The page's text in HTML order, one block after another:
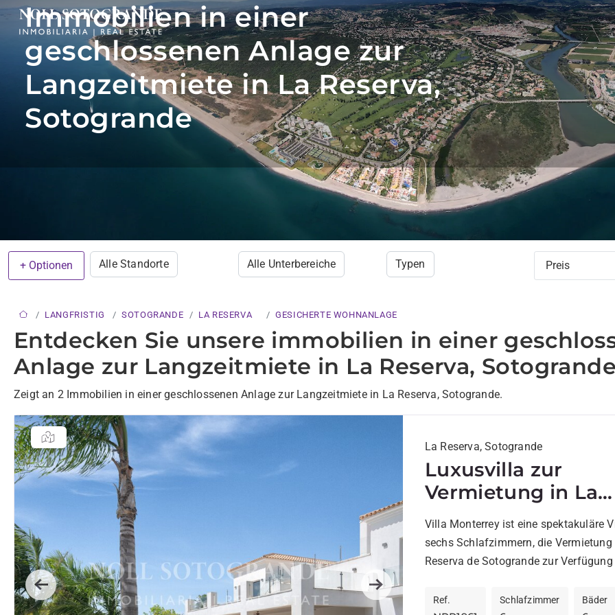
Immobilien in einer
geschlossenen Anlage zur
Langzeitmiete in La Reserva,
Sotogrande
+ Optionen Alle Standorte Alle Unterbereiche Typen Preis
LANGFRISTIG SOTOGRANDE LA RESERVA GESICHERTE WOHNANLAGE
Entdecken Sie unsere immobilien in einer
Anlage zur Langzeitmiete in La Reserva, Sotogrande
Zeigt an 2 Immobilien in einer geschlossenen Anlage zur Langzeitmiete in La Reserva, Sotogrande.
Previous Next
La Reserva, Sotogrande
Luxusvilla zur
Vermietung in La
Reserva,
Villa Monterrey ist eine spektakuläre
sechs Schlafzimmern, die Vermietung
Reserva de Sotogrande zur
Ref. Schlafzimmer Bäder